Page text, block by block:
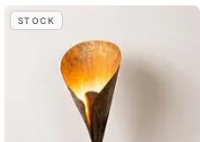
STOCK